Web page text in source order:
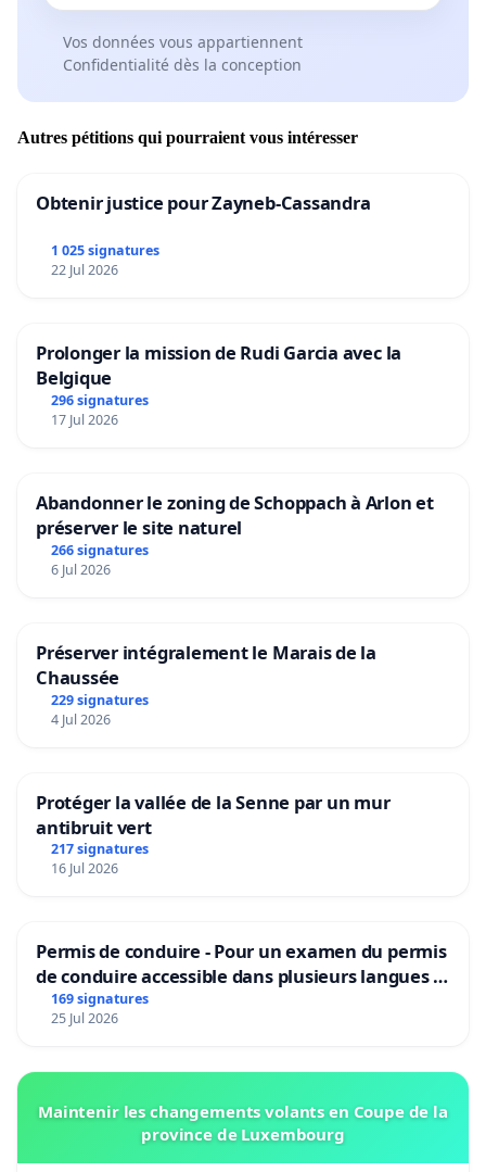
Vos données vous appartiennent
Confidentialité dès la conception
Autres pétitions qui pourraient vous intéresser
Obtenir justice pour Zayneb-Cassandra
1 025 signatures
22 Jul 2026
Prolonger la mission de Rudi Garcia avec la
Belgique
296 signatures
17 Jul 2026
Abandonner le zoning de Schoppach à Arlon et
préserver le site naturel
266 signatures
6 Jul 2026
Préserver intégralement le Marais de la
Chaussée
229 signatures
4 Jul 2026
Protéger la vallée de la Senne par un mur
antibruit vert
217 signatures
16 Jul 2026
Permis de conduire - Pour un examen du permis
de conduire accessible dans plusieurs langues à
Bruxelles
169 signatures
25 Jul 2026
Maintenir les changements volants en Coupe de la
province de Luxembourg